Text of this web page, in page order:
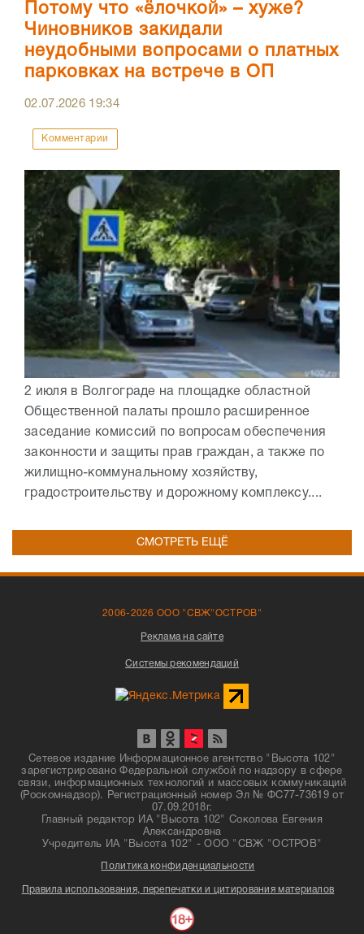
Потому что «ёлочкой» – хуже?
Чиновников закидали
неудобными вопросами о платных
парковках на встрече в ОП
02.07.2026 19:34
Комментарии
2 июля в Волгограде на площадке областной
Общественной палаты прошло расширенное
заседание комиссий по вопросам обеспечения
законности и защиты прав граждан, а также по
жилищно-коммунальному хозяйству,
градостроительству и дорожному комплексу....
СМОТРЕТЬ ЕЩЁ
2006-2026 ООО "СВЖ"ОСТРОВ"
Реклама на сайте
Системы рекомендаций
Сетевое издание Информационное агентство "Высота 102"
зарегистрировано Федеральной службой по надзору в сфере
связи, информационных технологий и массовых коммуникаций
(Роскомнадзор). Регистрационный номер Эл № ФС77-73619 от
07.09.2018г.
Главный редактор ИА "Высота 102" Соколова Евгения
Александровна
Учредитель ИА "Высота 102" - ООО "СВЖ "ОСТРОВ"
Политика конфиденциальности
Правила использования, перепечатки и цитирования материалов